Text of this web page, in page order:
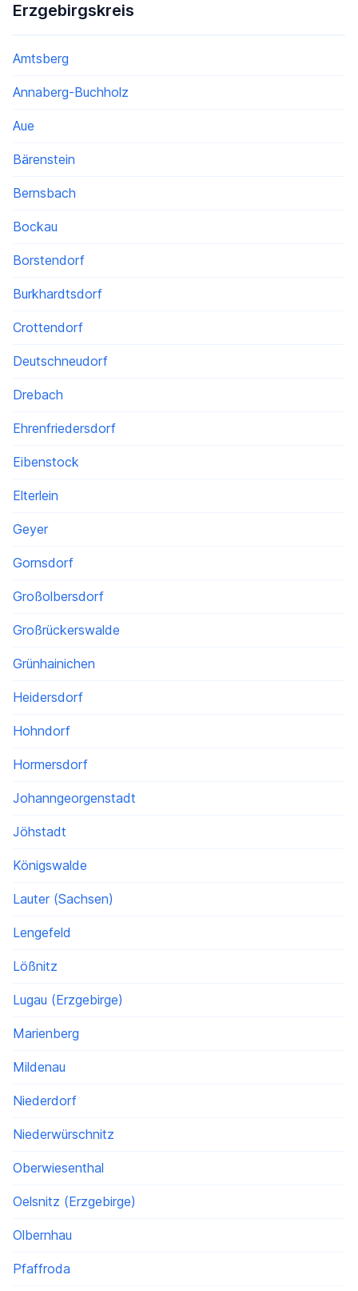
Erzgebirgskreis
Amtsberg
Annaberg-Buchholz
Aue
Bärenstein
Bernsbach
Bockau
Borstendorf
Burkhardtsdorf
Crottendorf
Deutschneudorf
Drebach
Ehrenfriedersdorf
Eibenstock
Elterlein
Geyer
Gornsdorf
Großolbersdorf
Großrückerswalde
Grünhainichen
Heidersdorf
Hohndorf
Hormersdorf
Johanngeorgenstadt
Jöhstadt
Königswalde
Lauter (Sachsen)
Lengefeld
Lößnitz
Lugau (Erzgebirge)
Marienberg
Mildenau
Niederdorf
Niederwürschnitz
Oberwiesenthal
Oelsnitz (Erzgebirge)
Olbernhau
Pfaffroda